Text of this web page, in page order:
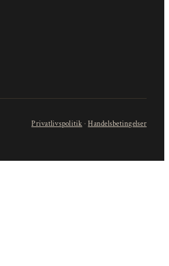
Privatlivspolitik ·Handelsbetingelser